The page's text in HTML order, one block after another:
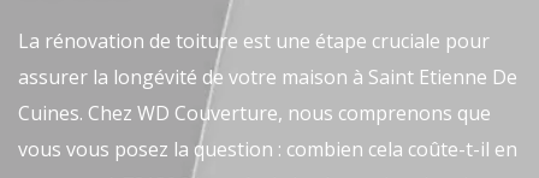
La rénovation de toiture est une étape cruciale pour
assurer la longévité de votre maison à Saint Etienne De
Cuines. Chez WD Couverture, nous comprenons que
vous vous posez la question : combien cela coûte-t-il en